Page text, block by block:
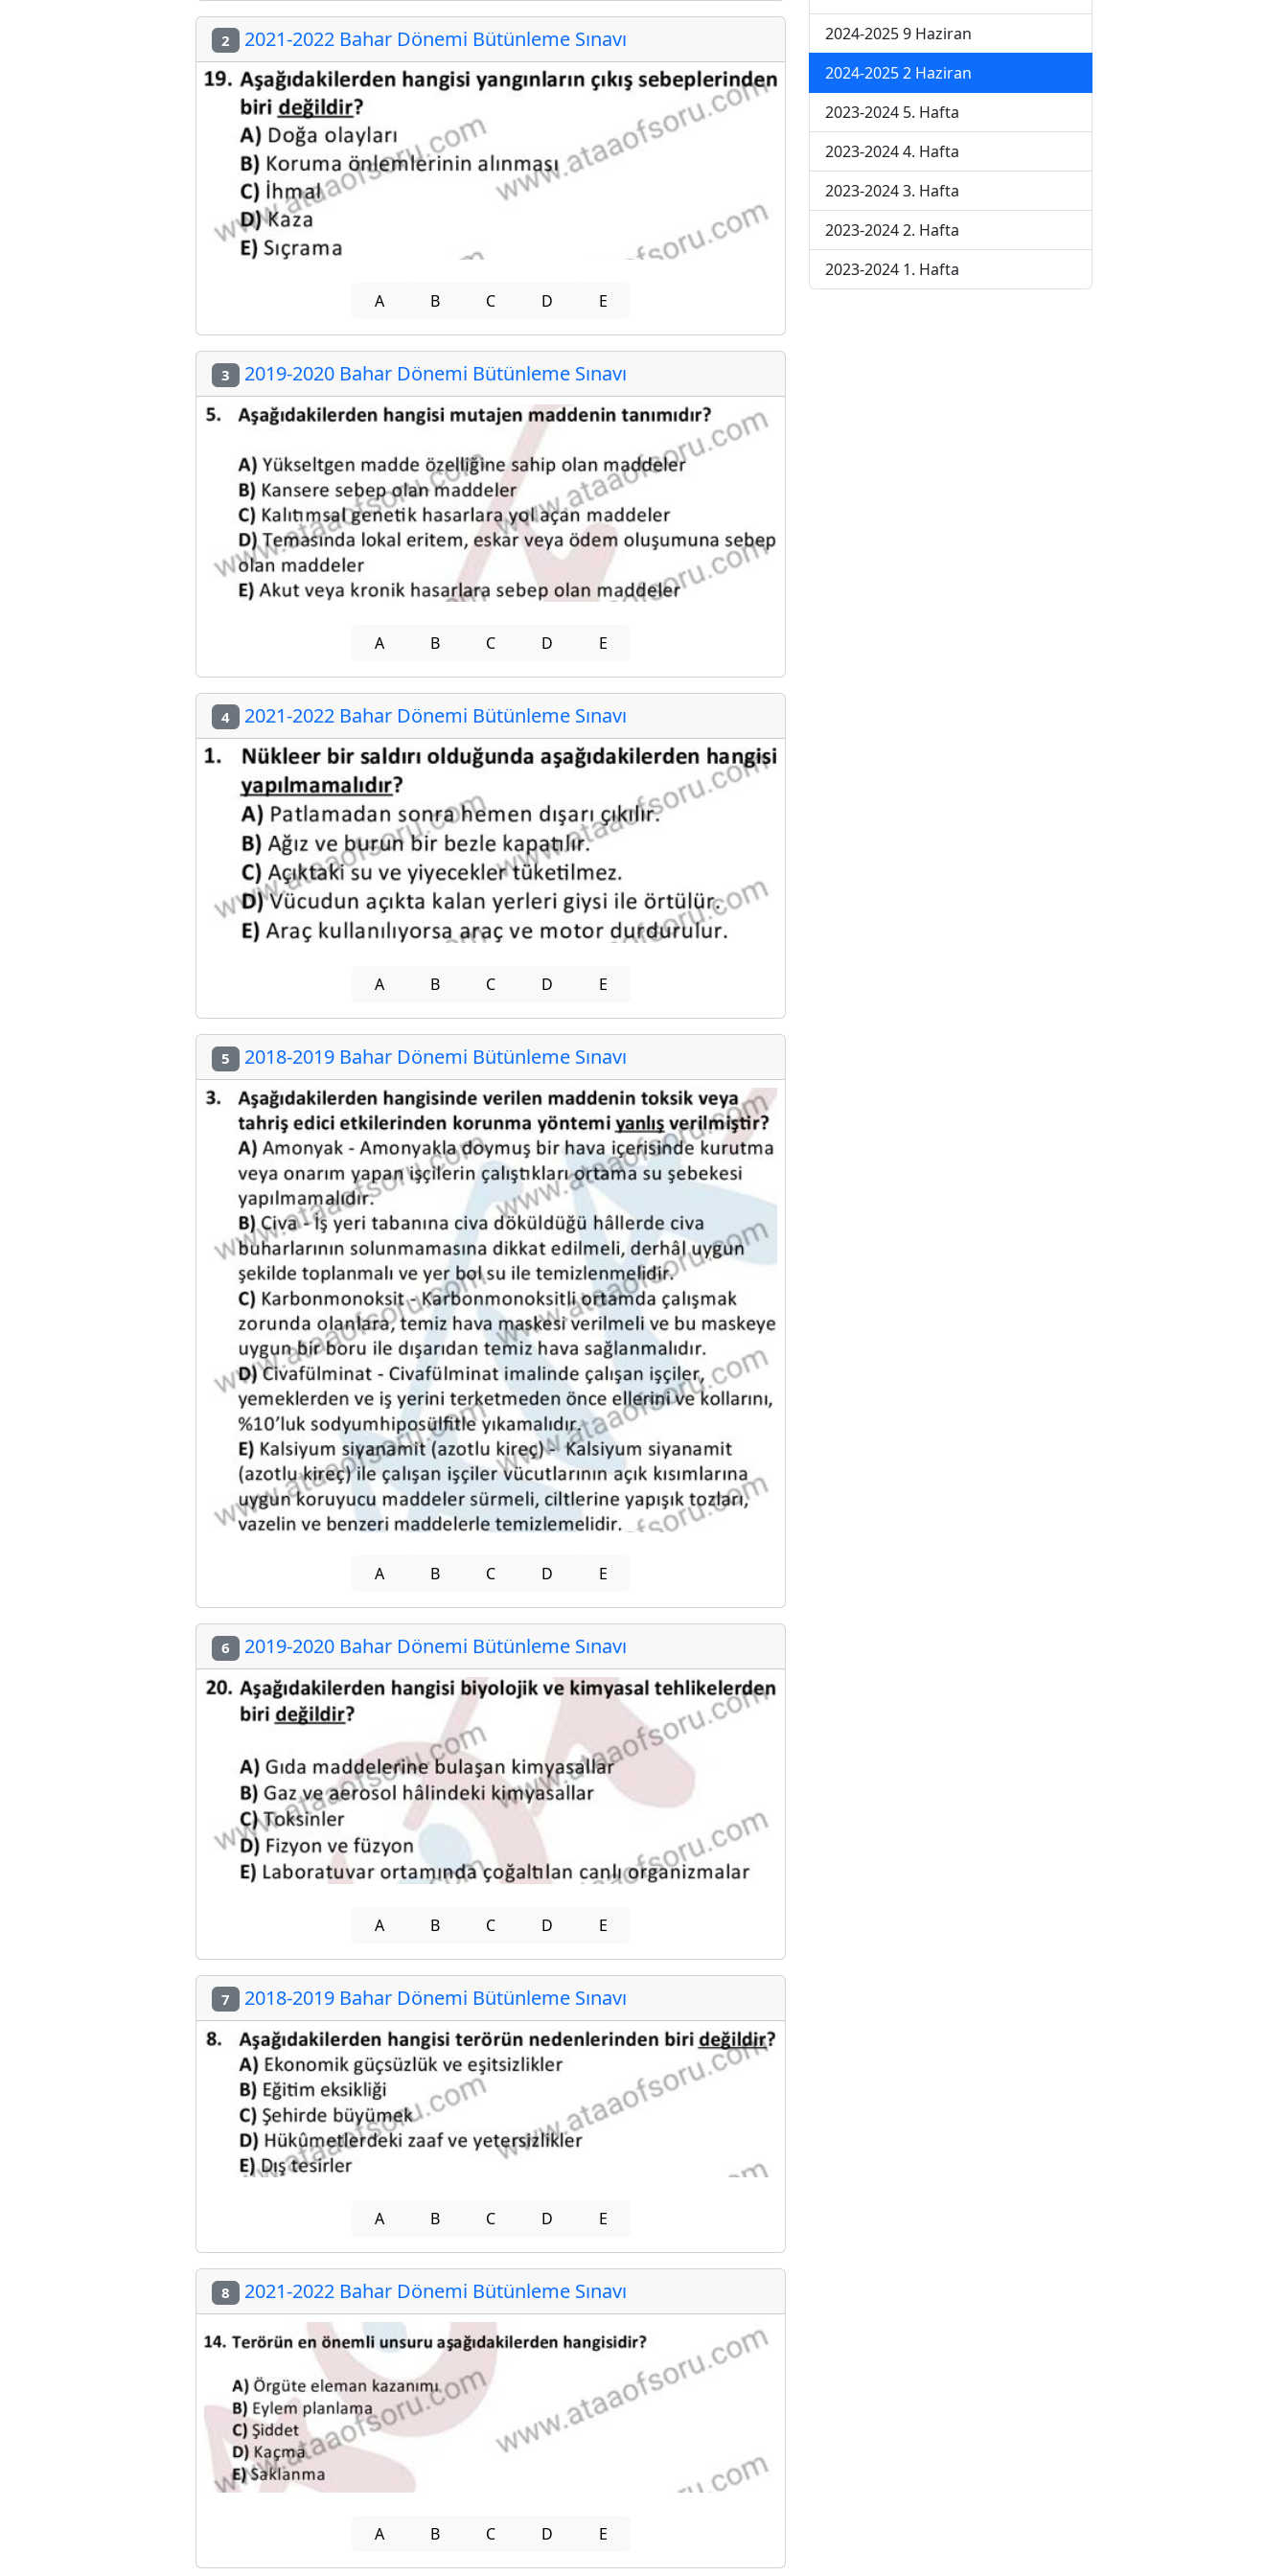
2 2021-2022 Bahar Dönemi Bütünleme Sınavı
A B C D E
3 2019-2020 Bahar Dönemi Bütünleme Sınavı
A B C D E
4 2021-2022 Bahar Dönemi Bütünleme Sınavı
A B C D E
5 2018-2019 Bahar Dönemi Bütünleme Sınavı
A B C D E
6 2019-2020 Bahar Dönemi Bütünleme Sınavı
A B C D E
7 2018-2019 Bahar Dönemi Bütünleme Sınavı
A B C D E
8 2021-2022 Bahar Dönemi Bütünleme Sınavı
A B C D E
2024-2025 9 Haziran
2024-2025 2 Haziran
2023-2024 5. Hafta
2023-2024 4. Hafta
2023-2024 3. Hafta
2023-2024 2. Hafta
2023-2024 1. Hafta